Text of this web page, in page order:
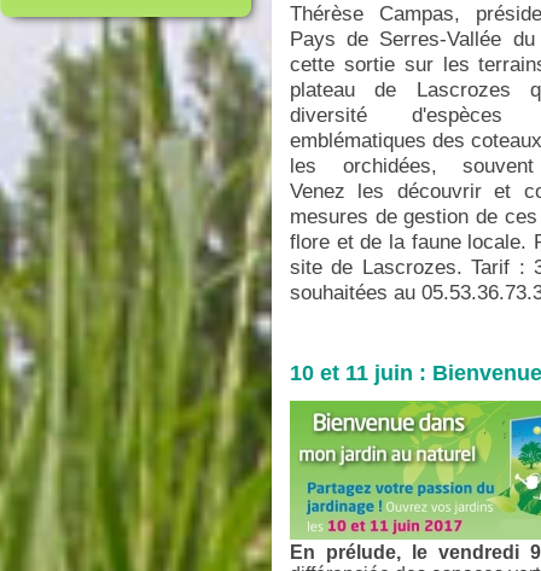
Thérèse Campas,
Pays de Serres-Vallée
cette sortie sur les
plateau de Lascrozes
diversité d'espèces
emblématiques des
les orchidées, souvent
Venez les découvrir et
mesures de gestion de
flore et de la faune locale.
site de Lascrozes. Tarif :
souhaitées au
10 et 11 juin :
En prélude, le vendredi